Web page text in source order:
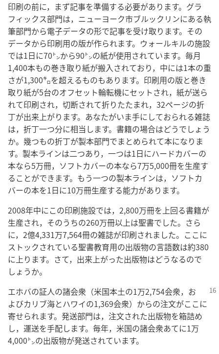
印刷の前に，まず記事を準備する必要があります。グラ
フィックス部門は，ニューヨーク市ブルックリンにある執
筆部門から電子データの形で記事を受け取ります。その
データから印刷用の版が作られます。ウォールキルの施設
では1日に70㌧から90㌧の紙が使用されています。毎月
1,400本もの巻き取り紙が搬入されており，中には1本の重
さが1,300㌔を超えるものもあります。印刷用の版と巻き
取り紙が5台のオフセット輪転機にセットされ，紙が送ら
れて印刷され，切断されて折りたたまれ，32ページの折
丁が出来上がります。あなたがいま手にしておられる雑誌
は，折丁一つ分に相当します。書籍の場合はどうでしょう
か。幾つもの折丁が製本部門でまとめられて本になりま
す。製本ラインは二つあり，一つは1日にハードカバーの
本なら5万冊，ソフトカバーの本なら7万5,000冊を生産す
ることができます。もう一つの製本ラインは，ソフトカ
バーの本を1日に10万冊生産する能力があります。
2008年中にこの印刷施設では，2,800万冊を上回る書籍が
生産され，そのうちの260万冊以上は聖書でした。さら
に，2億4,331万7,564冊の雑誌が印刷されました。ここに
ストックされている聖書教育用の出版物の言語数は約380
に上ります。さて，出来上がった出版物はどうなるので
しょうか。
エホバの証人の諸会衆（米国本土の1万2,754会衆，お
よびカリブ海とハワイの1,369会衆）からの注文がここに
寄せられます。発送部門は，注文された出版物を箱詰め
し，運送を手配します。毎年，米国の諸会衆あてに1万
4,000㌧の出版物が発送されています。